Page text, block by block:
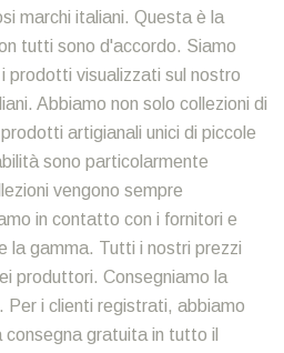
marchi italiani. Questa è la
tutti sono d'accordo. Siamo
prodotti visualizzati sul nostro
Abbiamo non solo collezioni di
artigianali unici di piccole
sono particolarmente
vengono sempre
in contatto con i fornitori e
la gamma. Tutti i nostri prezzi
produttori. Consegniamo la
Per i clienti registrati, abbiamo
gratuita in tutto il